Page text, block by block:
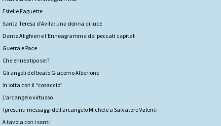
Estelle Faguette
Santa Teresa d’Avila: una donna di luce
Dante Alighieri e l’Enneagramma dei peccati capitali
Guerra e Pace
Che enneatipo sei?
Gli angeli del beato Giacomo Alberione
In lotta con il “cosaccio”
L’arcangelo virtuoso
I presunti messaggi dell’arcangelo Michele a Salvatore Valenti
A tavola con i santi